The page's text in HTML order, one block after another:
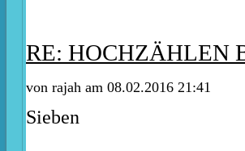
RE: HOCHZÄHLEN
von rajah am 08.02.2016 21:41
Sieben